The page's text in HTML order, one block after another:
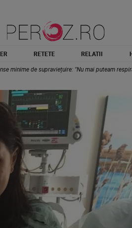
RETETE RELATII
minime de supraviețuire: "Nu mai puteam